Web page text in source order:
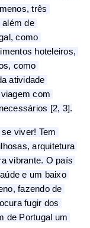
três
além de
como
hoteleiros,
como
atividade
com
[2, 3].
viver! Tem
arquitetura
vibrante. O país
e um baixo
fazendo de
fugir dos
de Portugal um